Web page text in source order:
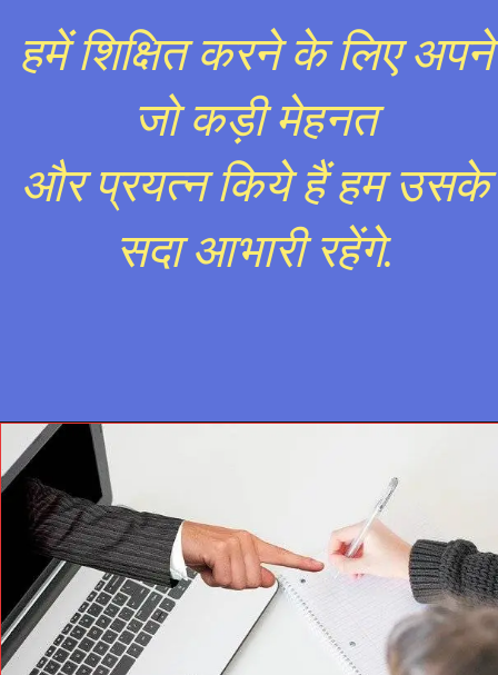
हमें शिक्षित करने के लिए अपने
जो कड़ी मेहनत
और प्रयत्न किये हैं हम उसके
सदा आभारी रहेंगे.